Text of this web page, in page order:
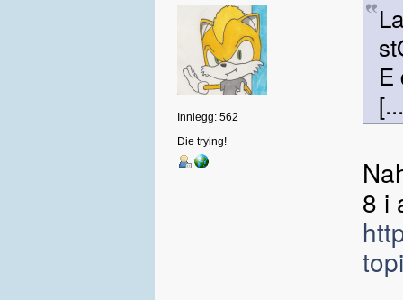
Innlegg: 562
Die trying!
E
8 i